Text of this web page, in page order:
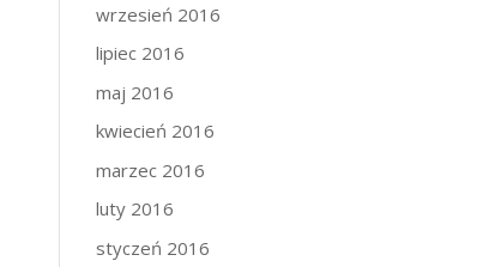
wrzesień 2016
lipiec 2016
maj 2016
kwiecień 2016
marzec 2016
luty 2016
styczeń 2016